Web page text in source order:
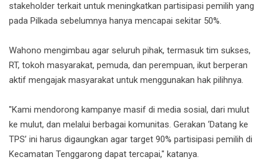
stakeholder terkait untuk meningkatkan partisipasi pemilih yang
pada Pilkada sebelumnya hanya mencapai sekitar 50%.
Wahono mengimbau agar seluruh pihak, termasuk tim sukses,
RT, tokoh masyarakat, pemuda, dan perempuan, ikut berperan
aktif mengajak masyarakat untuk menggunakan hak pilihnya.
"Kami mendorong kampanye masif di media sosial, dari mulut
ke mulut, dan melalui berbagai komunitas. Gerakan ‘Datang ke
TPS’ ini harus digaungkan agar target 90% partisipasi pemilih di
Kecamatan Tenggarong dapat tercapai," katanya.